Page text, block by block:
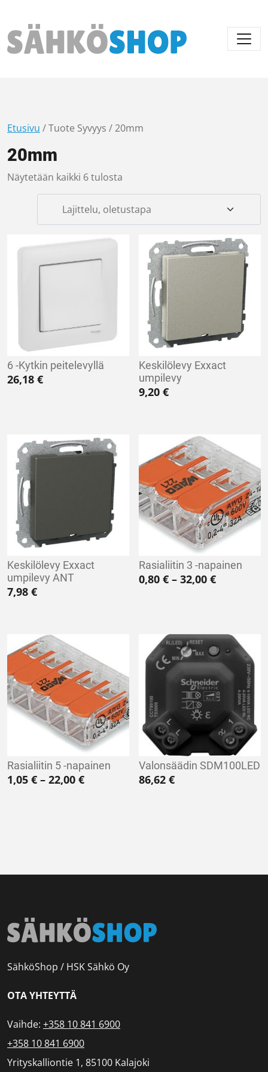
Päävalikko
Etusivu / Tuote Syvyys / 20mm
20mm
Näytetään kaikki 6 tulosta
6 -Kytkin peitelevyllä
26,18 €
Keskilölevy Exxact
umpilevy
9,20€
Keskilölevy Exxact
umpilevy ANT
7,98 €
Rasialiitin 3 -napainen
0,80€ – 32,00€
Rasialiitin 5 -napainen
1,05 € – 22,00 €Hintaluokka: 1,05 € - 22,00 €
Valonsäädin SDM100LED
86,62€
SähköShop / HSK Sähkö Oy
OTA YHTEYTTÄ
Vaihde: +358 10 841 6900
+358 10 841 6900
Yrityskalliontie 1, 85100 Kalajoki